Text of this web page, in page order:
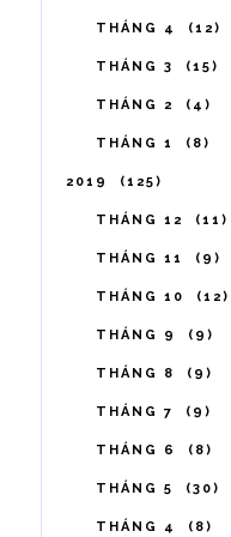
THÁNG 4 12
THÁNG 3 15
THÁNG 2 4
THÁNG 1 8
2019 125
THÁNG 12 11
THÁNG 11 9
THÁNG 10 12
THÁNG 9 9
THÁNG 8 9
THÁNG 7 9
THÁNG 6 8
THÁNG 5 30
THÁNG 4 8